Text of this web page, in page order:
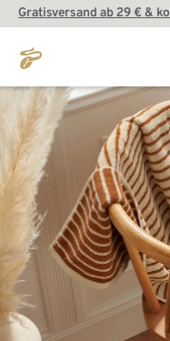
Gratisversand ab 29 € &